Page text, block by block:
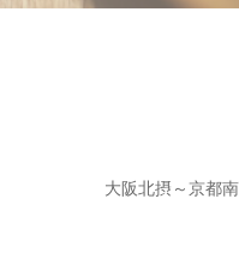
大阪北摂～京都